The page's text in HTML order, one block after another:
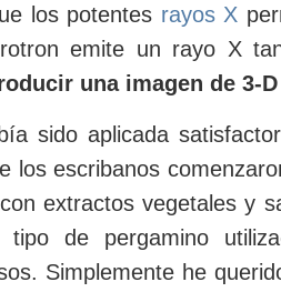
los potentes rayos X
emite un rayo X
una imagen de 3-
sido aplicada
los escribanos
extractos vegetales y
de pergamino
Simplemente he